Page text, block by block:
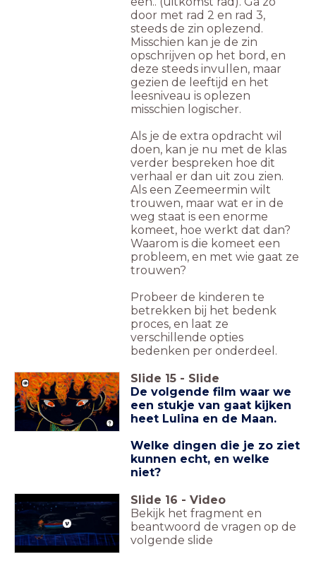
door met rad 2 en rad 3,
steeds de zin oplezend.
Misschien kan je de zin
opschrijven op het bord, en
deze steeds invullen, maar
gezien de leeftijd en het
leesniveau is oplezen
misschien logischer.
Als je de extra opdracht wil
doen, kan je nu met de klas
verder bespreken hoe dit
verhaal er dan uit zou zien.
Als een Zeemeermin wilt
trouwen, maar wat er in de
weg staat is een enorme
komeet, hoe werkt dat dan?
Waarom is die komeet een
probleem, en met wie gaat ze
trouwen?
Probeer de kinderen te
betrekken bij het bedenk
proces, en laat ze
verschillende opties
bedenken per onderdeel.
Slide 15 - Slide
De volgende film waar we
een stukje van gaat kijken
heet Lulina en de Maan.
Welke dingen die je zo ziet
kunnen echt, en welke
niet?
Slide 16 - Video
Bekijk het fragment en
beantwoord de vragen op de
volgende slide